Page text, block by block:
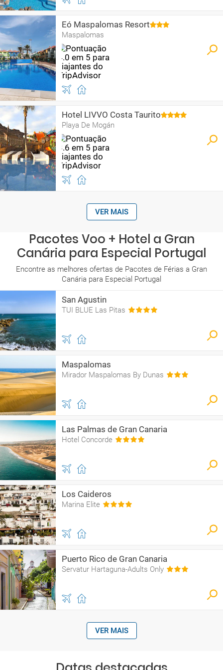
Eó Maspalomas Resort
Maspalomas
Hotel LIVVO Costa Taurito
Playa De Mogán
VER MAIS
Pacotes Voo + Hotel a Gran
Canária para Especial Portugal
Encontre as melhores ofertas de Pacotes de Férias a Gran
Canária para Especial Portugal
San Agustin
TUI BLUE Las Pitas
Maspalomas
Mirador Maspalomas By Dunas
Las Palmas de Gran Canaria
Hotel Concorde
Los Caideros
Marina Elite
Puerto Rico de Gran Canaria
Servatur Hartaguna-Adults Only
VER MAIS